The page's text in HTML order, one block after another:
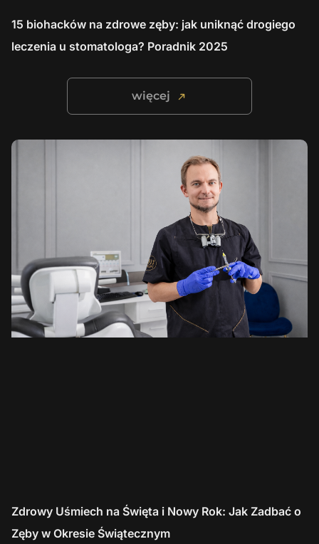
15 biohacków na zdrowe zęby: jak uniknąć drogiego
leczenia u stomatologa? Poradnik 2025
więcej
Zdrowy Uśmiech na Święta i Nowy Rok: Jak Zadbać o
Zęby w Okresie Świątecznym